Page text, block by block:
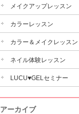
メイクアップレッスン
カラーレッスン
カラー＆メイクレッスン
ネイル体験レッスン
LUCU♥GELセミナー
アーカイブ